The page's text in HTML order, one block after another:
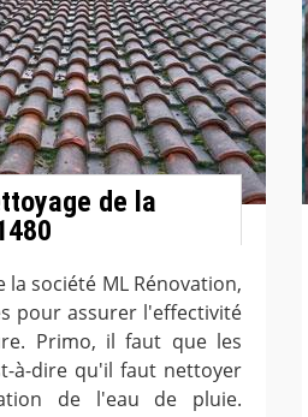
de la
société ML Rénovation,
pour assurer l'effectivité
Primo, il faut que les
à-dire qu'il faut nettoyer
de l'eau de pluie.